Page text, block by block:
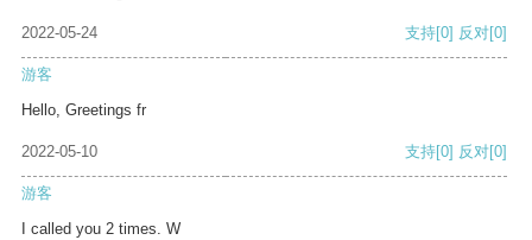
2022-05-24 支持[0] 反对[0]
游客
Hello, Greetings fr
2022-05-10 支持[0] 反对[0]
游客
I called you 2 times. W